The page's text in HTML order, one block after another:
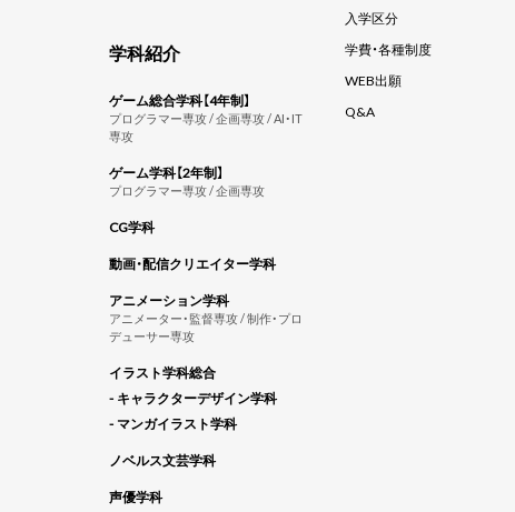
学科紹介
ゲーム総合学科【4年制】
プログラマー専攻 / 企画専攻 / AI・IT
専攻
ゲーム学科【2年制】
プログラマー専攻 / 企画専攻
CG学科
動画・配信クリエイター学科
アニメーション学科
アニメーター・監督専攻 / 制作・プロ
デューサー専攻
イラスト学科総合
- キャラクターデザイン学科
- マンガイラスト学科
ノベルス文芸学科
声優学科
入学区分
学費・各種制度
WEB出願
Q&A